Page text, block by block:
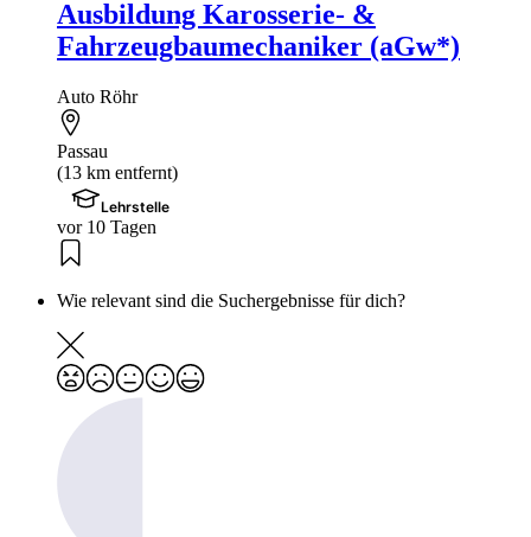
Ausbildung Karosserie- &
Fahrzeugbaumechaniker (aGw*)
Auto Röhr
Passau
(13 km entfernt)
Lehrstelle
vor 10 Tagen
Wie relevant sind die Suchergebnisse für dich?